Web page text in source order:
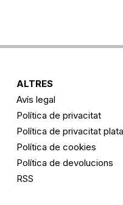
ALTRES
Avís legal
Política de privacitat
Política de privacitat
Política de cookies
Política de devolucions
RSS